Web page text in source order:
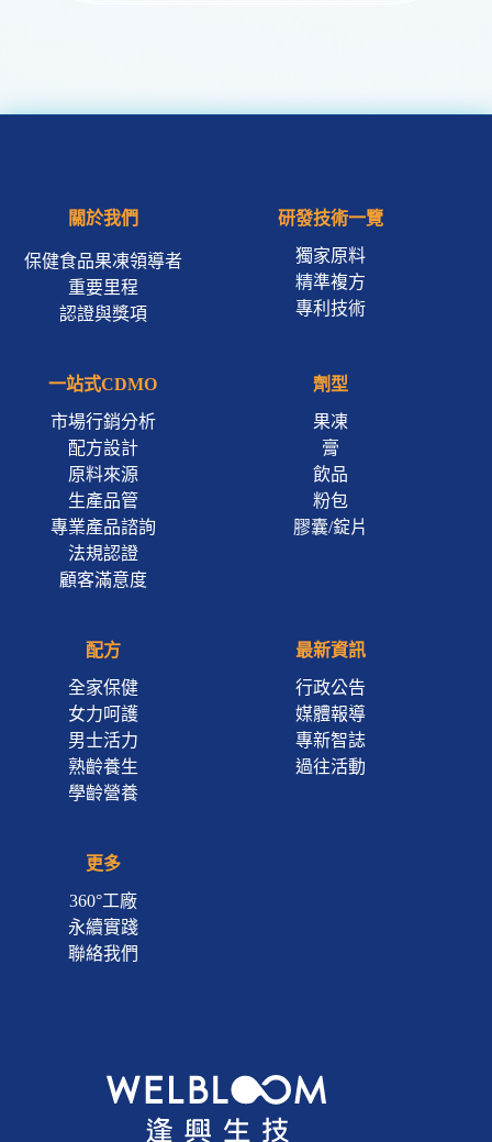
關於我們
保健食品果凍領導者
重要里程
認證與獎項
研發技術一覽
獨家原料
精準複方
專利技術
一站式CDMO
市場行銷分析
配方設計
原料來源
生產品管
專業產品諮詢
法規認證
顧客滿意度
劑型
果凍
膏
飲品
粉包
膠囊/錠片
配方
全家保健
女力呵護
男士活力
熟齡養生
學齡營養
最新資訊
行政公告
媒體報導
專新智誌
過往活動
更多
360°工廠
永續實踐
聯絡我們